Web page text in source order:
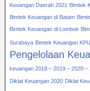
Keuangan Daerah 2021 Bimtek
Bimtek Keuangan di Batam
Bimtek Keuangan di Lombok
Surabaya Bimtek Keuangan KPU
Pengelolaan
keuangan 2018 – 2019 – 2020 –
Diklat Keuangan 2020 Diklat